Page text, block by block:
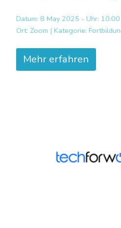
Datum: 8 May 2025 - Uhr:
Ort: Zoom | Kategorie:
Mehr erfahren